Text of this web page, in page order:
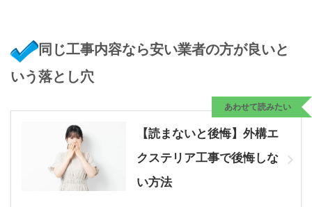
同じ工事内容なら安い業者の方が良いと
いう落とし穴
【読まないと後悔】外構エ
クステリア工事で後悔しな
い方法
あわせて読みたい